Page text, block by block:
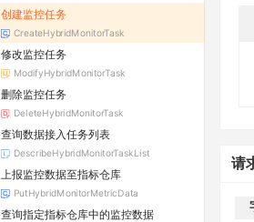
创建监控任务
CreateHybridMonitorTask
修改监控任务
ModifyHybridMonitorTask
删除监控任务
DeleteHybridMonitorTask
查询数据接入任务列表
DescribeHybridMonitorTaskList
上报监控数据至指标仓库
PutHybridMonitorMetricData
查询指定指标仓库中的监控数据
请